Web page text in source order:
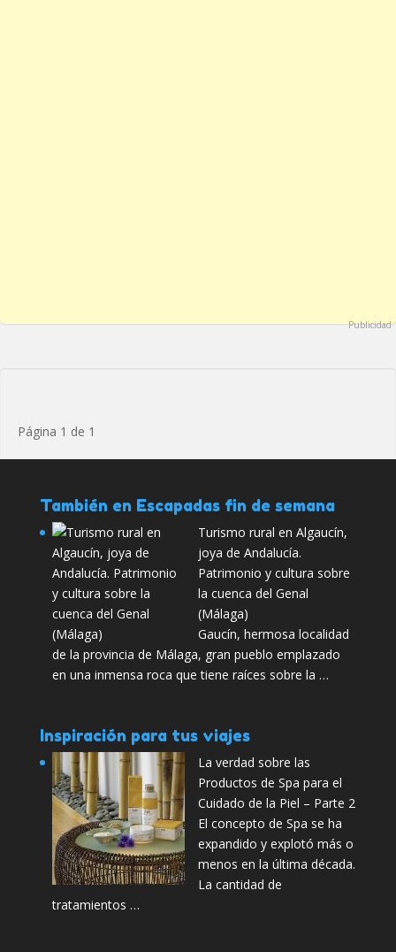
Publicidad
Página 1 de 1
También en Escapadas fin de semana
Turismo rural en Algaucín,
joya de Andalucía.
Patrimonio y cultura sobre
la cuenca del Genal
(Málaga)
Gaucín, hermosa localidad
de la provincia de Málaga, gran pueblo emplazado
en una inmensa roca que tiene raíces sobre la …
Inspiración para tus viajes
La verdad sobre las
Productos de Spa para el
Cuidado de la Piel – Parte 2
El concepto de Spa se ha
expandido y explotó más o
menos en la última década.
La cantidad de
tratamientos …